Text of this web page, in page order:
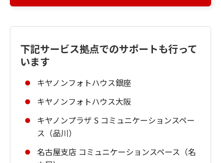
下記サービス拠点でのサポートも行って
います
キヤノンフォトハウス銀座
キヤノンフォトハウス大阪
キヤノンプラザ S コミュニケーションスペー
ス（品川）
名古屋支店 コミュニケーションスペース（名